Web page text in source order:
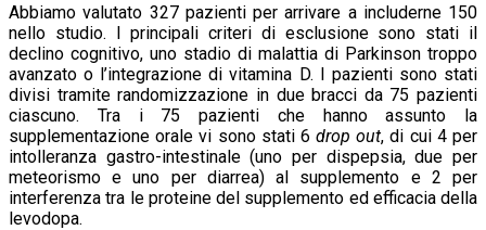
Abbiamo valutato 327 pazienti per arrivare a includerne 150
nello studio. I principali criteri di esclusione sono stati il
declino cognitivo, uno stadio di malattia di Parkinson troppo
avanzato o l’integrazione di vitamina D. I pazienti sono stati
divisi tramite randomizzazione in due bracci da 75 pazienti
ciascuno. Tra i 75 pazienti che hanno assunto la
supplementazione orale vi sono stati 6drop out, di cui 4 per
intolleranza gastro-intestinale (uno per dispepsia, due per
meteorismo e uno per diarrea) al supplemento e 2 per
interferenza tra le proteine del supplemento ed efficacia della
levodopa.